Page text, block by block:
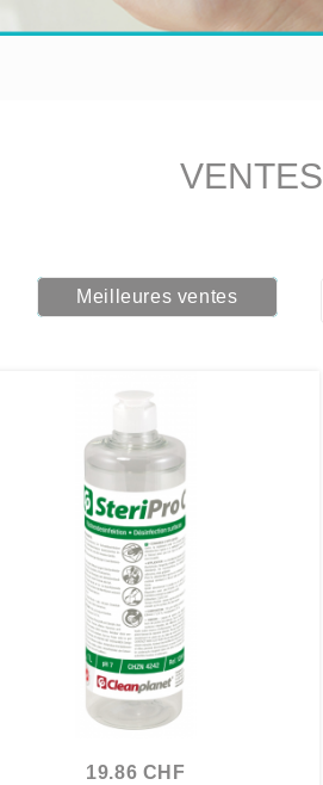
VENTES
Meilleures ventes
19.86 CHF